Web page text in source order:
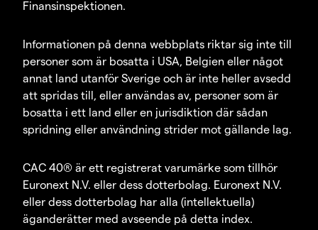
Finansinspektionen.
Informationen på denna webbplats riktar sig inte till
personer som är bosatta i USA, Belgien eller något
annat land utanför Sverige och är inte heller avsedd
att spridas till, eller användas av, personer som är
bosatta i ett land eller en jurisdiktion där sådan
spridning eller användning strider mot gällande lag.
CAC 40® är ett registrerat varumärke som tillhör
Euronext N.V. eller dess dotterbolag. Euronext N.V.
eller dess dotterbolag har alla (intellektuella)
äganderätter med avseende på detta index.